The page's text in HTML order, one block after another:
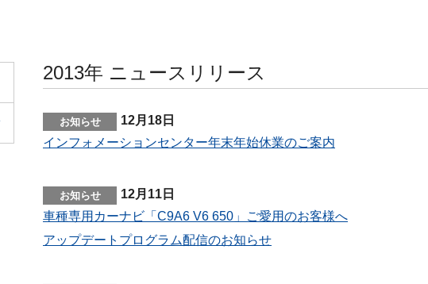
2013年 ニュースリリース
12月18日
インフォメーションセンター年末年始休業のご案内
12月11日
車種専用カーナビ「C9A6 V6 650」ご愛用のお客様へ
アップデートプログラム配信のお知らせ